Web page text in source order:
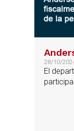
28/10/
El